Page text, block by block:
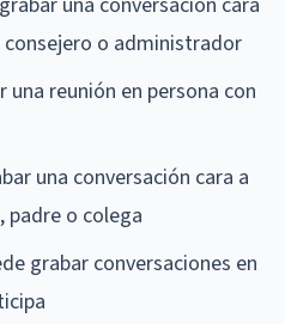
o administrador
una reunión en persona con
una conversación cara a
padre o colega
grabar conversaciones en